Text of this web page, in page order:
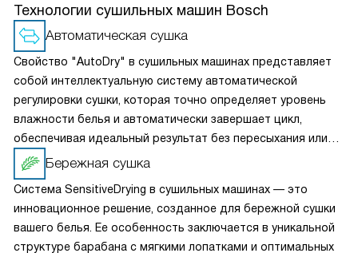
Технологии сушильных машин Bosch
Автоматическая сушка
Свойство "AutoDry" в сушильных машинах представляет
собой интеллектуальную систему автоматической
регулировки сушки, которая точно определяет уровень
влажности белья и автоматически завершает цикл,
обеспечивая идеальный результат без пересыхания или
остаточной влаги. Это гарантирует бережное обращение
с вашей одеждой и экономит время, исключая
необходимость постоянного контроля процесса сушки.
Бережная сушка
Система SensitiveDrying в сушильных машинах — это
инновационное решение, созданное для бережной сушки
вашего белья. Ее особенность заключается в уникальной
структуре барабана с мягкими лопатками и оптимальных